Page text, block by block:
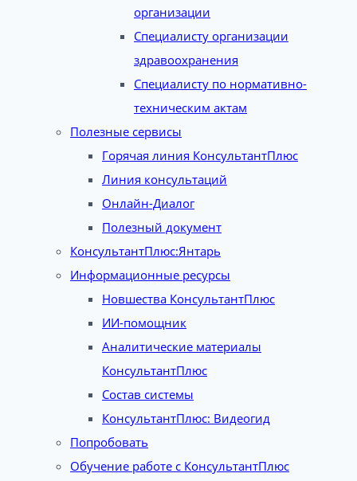
организации
Специалисту организации
здравоохранения
Специалисту по нормативно-
техническим актам
Полезные сервисы
Горячая линия КонсультантПлюс
Линия консультаций
Онлайн-Диалог
Полезный документ
КонсультантПлюс:Янтарь
Информационные ресурсы
Новшества КонсультантПлюс
ИИ-помощник
Аналитические материалы
КонсультантПлюс
Состав системы
КонсультантПлюс: Видеогид
Попробовать
Обучение работе с КонсультантПлюс